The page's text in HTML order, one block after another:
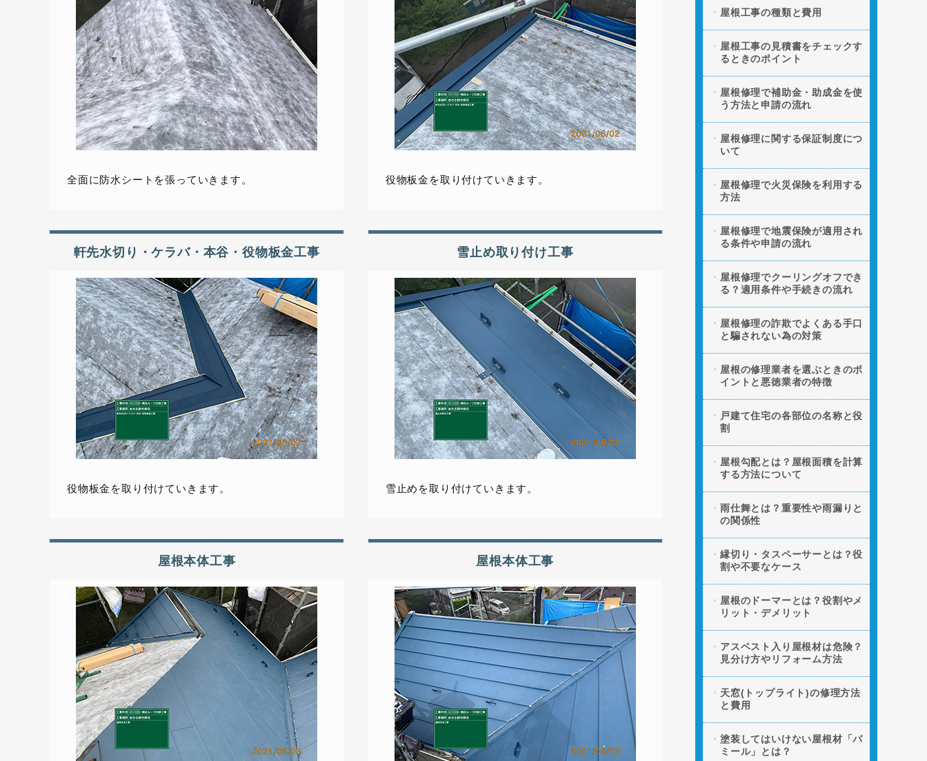
全面に防水シートを張っていきます。 役物板金を取り付けていきます。
軒先水切り・ケラバ・本谷・役物板金工事
役物板金を取り付けていきます。
雪止め取り付け工事
雪止めを取り付けていきます。
屋根本体工事 屋根本体工事
屋根工事の種類と費用
屋根工事の見積書をチェックす
るときのポイント
屋根修理で補助金・助成金を使
う方法と申請の流れ
屋根修理に関する保証制度につ
いて
屋根修理で火災保険を利用する
方法
屋根修理で地震保険が適用され
る条件や申請の流れ
屋根修理でクーリングオフでき
る？適用条件や手続きの流れ
屋根修理の詐欺でよくある手口
と騙されない為の対策
屋根の修理業者を選ぶときのポ
イントと悪徳業者の特徴
戸建て住宅の各部位の名称と役
割
屋根勾配とは？屋根面積を計算
する方法について
雨仕舞とは？重要性や雨漏りと
の関係性
縁切り・タスペーサーとは？役
割や不要なケース
屋根のドーマーとは？役割やメ
リット・デメリット
アスベスト入り屋根材は危険？
見分け方やリフォーム方法
天窓(トップライト)の修理方法
と費用
塗装してはいけない屋根材「パ
ミール」とは？